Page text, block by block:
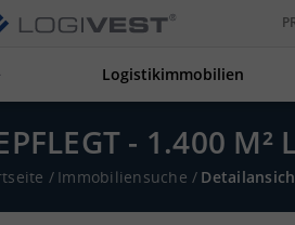
Logistikimmobilien
- 1.400
/ Immobiliensuche /